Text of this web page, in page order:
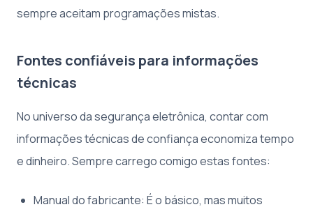
sempre aceitam programações mistas.
Fontes confiáveis para informações
técnicas
No universo da segurança eletrônica, contar com
informações técnicas de confiança economiza tempo
e dinheiro. Sempre carrego comigo estas fontes:
Manual do fabricante: É o básico, mas muitos